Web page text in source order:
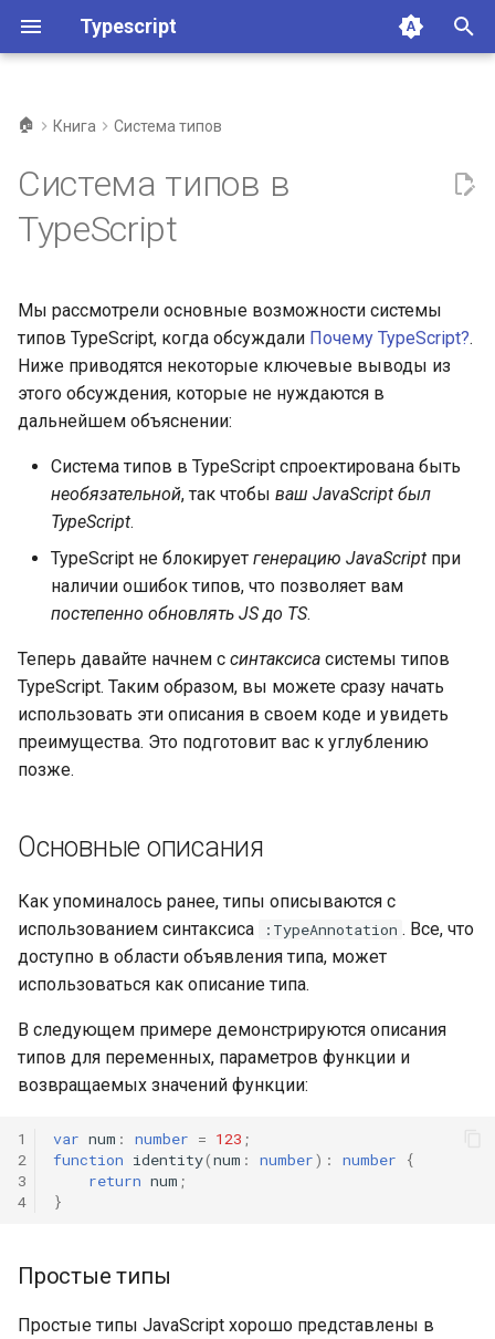
Typescript
ц
л
з
а
и
с
к
🏠 Книга Система типов
Система типов в
TypeScript
Мы рассмотрели основные возможности системы
типов TypeScript, когда обсуждали Почему TypeScript?.
Ниже приводятся некоторые ключевые выводы из
этого обсуждения, которые не нуждаются в
дальнейшем объяснении:
Система типов в TypeScript спроектирована быть
необязательной, так чтобы ваш JavaScript был
TypeScript.
TypeScript не блокирует генерацию JavaScript при
наличии ошибок типов, что позволяет вам
постепенно обновлять JS до TS.
Теперь давайте начнем с синтаксиса системы типов
TypeScript. Таким образом, вы можете сразу начать
использовать эти описания в своем коде и увидеть
преимущества. Это подготовит вас к углублению
позже.
Основные описания
Как упоминалось ранее, типы описываются с
использованием синтаксиса
:TypeAnnotation . Все, что
доступно в области объявления типа, может
использоваться как описание типа.
В следующем примере демонстрируются описания
типов для переменных, параметров функции и
возвращаемых значений функции:
1
2
3
4
var num : number = 123 ;
function identity(num : number) : number
{
return num ;
}
Простые типы
Простые типы JavaScript хорошо представлены в